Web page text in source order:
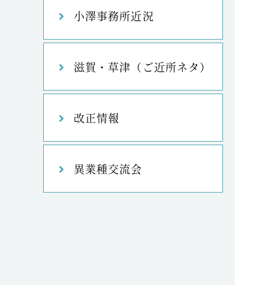
小澤事務所近況
滋賀・草津（ご近所ネタ）
改正情報
異業種交流会